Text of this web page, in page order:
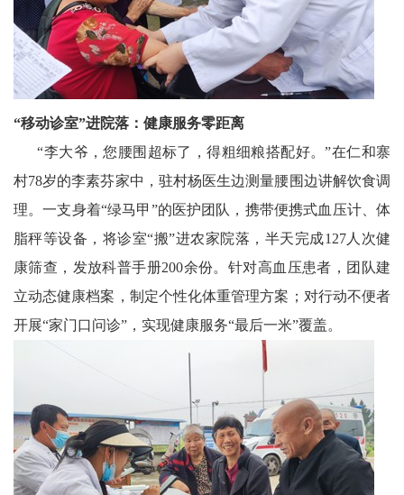
工
委
方
文
学
中
国
龄
“移动诊室”进院落：健康服务零距离
“李大爷，您腰围超标了，得粗细粮搭配好。”在仁和寨
村78岁的李素芬家中，驻村杨医生边测量腰围边讲解饮食调
理。一支身着“绿马甲”的医护团队，携带便携式血压计、体
脂秤等设备，将诊室“搬”进农家院落，半天完成127人次健
康筛查，发放科普手册200余份。针对高血压患者，团队建
立动态健康档案，制定个性化体重管理方案；对行动不便者
开展“家门口问诊”，实现健康服务“最后一米”覆盖。